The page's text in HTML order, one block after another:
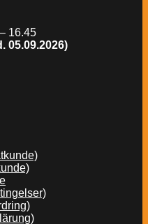
16.45
05.09.2026)